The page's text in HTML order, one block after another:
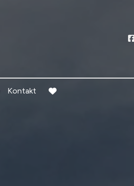
Kontakt
favorite